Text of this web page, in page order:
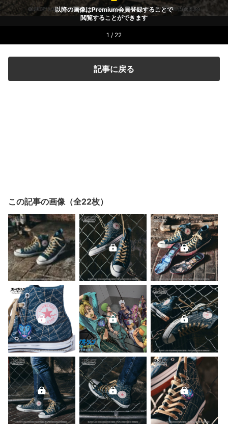
以降の画像はPremium会員登録することで
閲覧することができます
1 / 22
記事に戻る
この記事の画像（全22枚）